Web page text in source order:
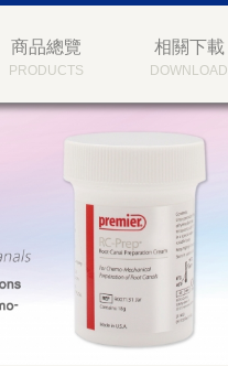
商品總覽
PRODUCTS
相關下載
DOWNLOAD